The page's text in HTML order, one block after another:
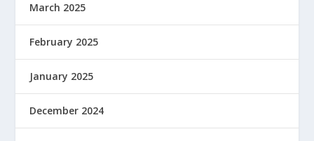
March 2025
February 2025
January 2025
December 2024